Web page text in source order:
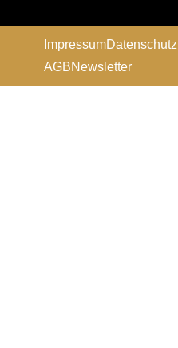
ImpressumDatenschutz
AGBNewsletter